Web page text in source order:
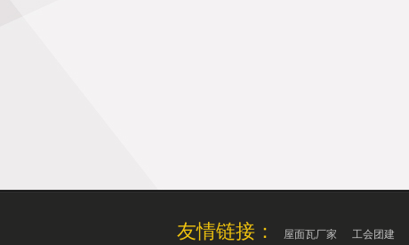
友情链接： 屋面瓦厂家 工会团建